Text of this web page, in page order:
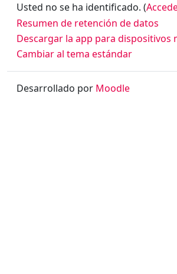
Usted no se ha identificado. (
Resumen de retención de datos
Descargar la app para dispositivos
Cambiar al tema estándar
Desarrollado por Moodle